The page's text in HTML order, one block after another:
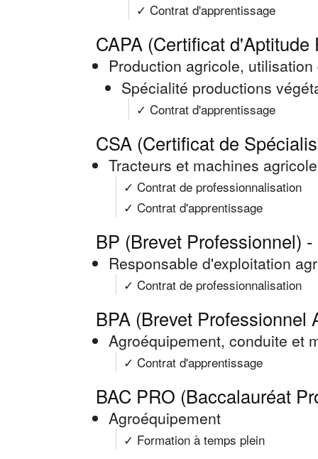
✓ Contrat d'apprentissage
CAPA (Certificat
Production agricole,
Spécialité productions
✓ Contrat d'apprentissage
CSA (Certificat de
Tracteurs et machines
✓ Contrat de professionnalisation
✓ Contrat d'apprentissage
BP (Brevet Professionnel)
Responsable d'exploitation
✓ Contrat de professionnalisation
BPA (Brevet Professionnel
Agroéquipement, conduite et
✓ Contrat d'apprentissage
BAC PRO (Baccalauréat
Agroéquipement
✓ Formation à temps plein